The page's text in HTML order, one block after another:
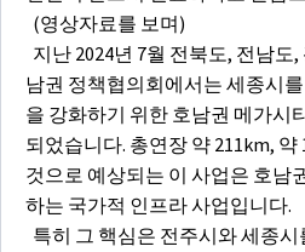
(영상자료를 보며)
지난 2024년 7월 전북도, 전남
남권 정책협의회에서는 세종시
을 강화하기 위한 호남권 메가시
되었습니다. 총연장 약 211km, 약
것으로 예상되는 이 사업은 호남
하는 국가적 인프라 사업입니다.
특히 그 핵심은 전주시와 세종